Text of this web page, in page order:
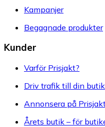
Kampanjer
Begagnade produkter
Kunder
Varför Prisjakt?
Driv trafik till din butik
Annonsera på
Årets butik – för